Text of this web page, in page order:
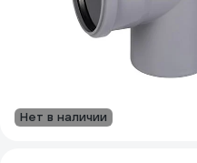
Нет в наличии